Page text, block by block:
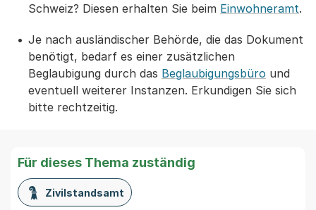
Schweiz? Diesen erhalten Sie beim Einwohneramt.
Je nach ausländischer Behörde, die das Dokument
benötigt, bedarf es einer zusätzlichen
Beglaubigung durch das Beglaubigungsbüro und
eventuell weiterer Instanzen. Erkundigen Sie sich
bitte rechtzeitig.
Für dieses Thema zuständig
Zivilstandsamt